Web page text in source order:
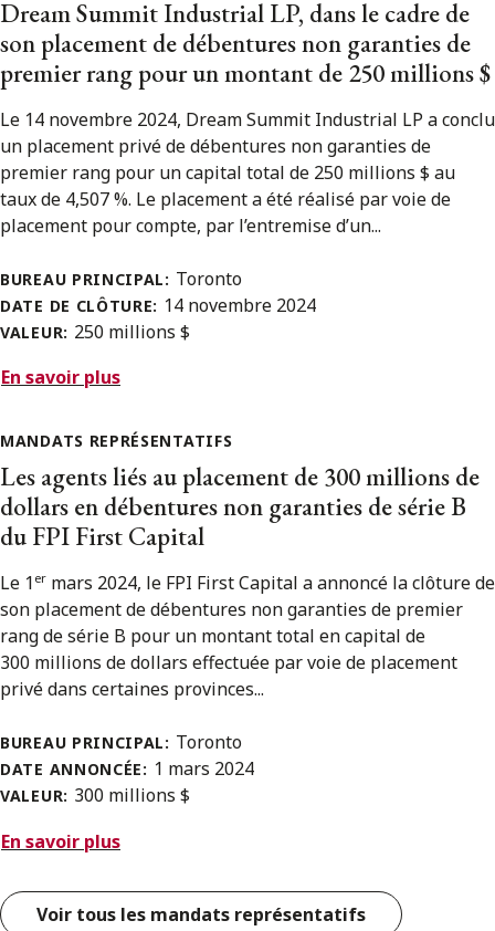
Dream Summit Industrial LP, dans le cadre de
son placement de débentures non garanties de
premier rang pour un montant de 250 millions $
Le 14 novembre 2024, Dream Summit Industrial LP a conclu
un placement privé de débentures non garanties de
premier rang pour un capital total de 250 millions $ au
taux de 4,507 %. Le placement a été réalisé par voie de
placement pour compte, par l’entremise d’un...
BUREAU PRINCIPAL: Toronto
DATE DE CLÔTURE: 14 novembre 2024
VALEUR: 250 millions $
En savoir plus
MANDATS REPRÉSENTATIFS
Les agents liés au placement de 300 millions de
dollars en débentures non garanties de série B
du FPI First Capital
Le 1 er mars 2024, le FPI First Capital a annoncé la clôture de
son placement de débentures non garanties de premier
rang de série B pour un montant total en capital de
300 millions de dollars effectuée par voie de placement
privé dans certaines provinces...
BUREAU PRINCIPAL: Toronto
DATE ANNONCÉE: 1 mars 2024
VALEUR: 300 millions $
En savoir plus
Voir tous les mandats représentatifs